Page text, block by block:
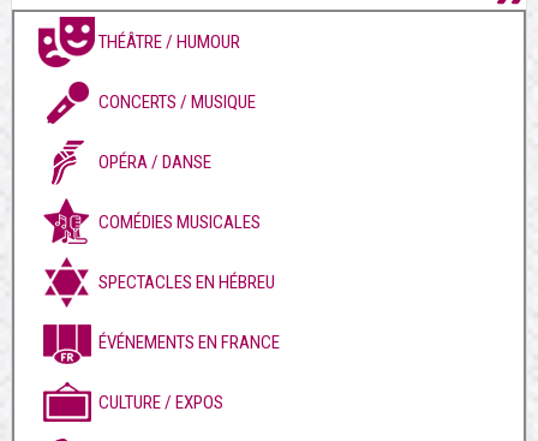
THÉÂTRE / HUMOUR
CONCERTS / MUSIQUE
OPÉRA / DANSE
COMÉDIES MUSICALES
SPECTACLES EN HÉBREU
ÉVÉNEMENTS EN FRANCE
CULTURE / EXPOS